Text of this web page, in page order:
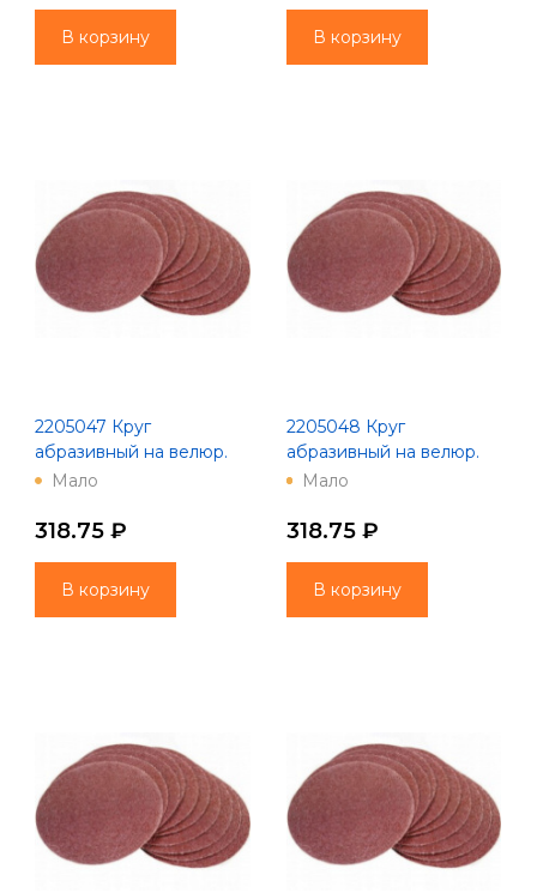
В корзину В корзину
2205047 Круг
абразивный на велюр.
осн.,зер.180, 10шт.,d125,
Мало
318.75 ₽
В корзину
2205048 Круг
абразивный на велюр.
осн.,зер.220, 10шт.,d125,
Мало
318.75 ₽
В корзину